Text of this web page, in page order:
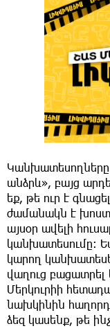
Կանխատեսողները
անձրև», բայց
եք, թե ուր է
ժամանակն է
այսօր ավելի
կանխատեսումը:
կարող
վաղուց բացատրել
Մերկուրիի
նախկինին
ձեզ կասենք, թե